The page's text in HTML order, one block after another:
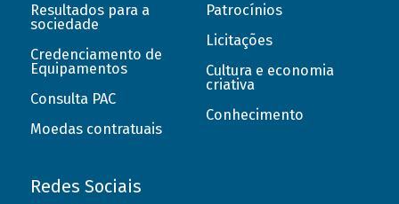
Resultados para a
sociedade
Credenciamento de
Equipamentos
Consulta PAC
Moedas contratuais
Patrocínios
Licitações
Cultura e economia
criativa
Conhecimento
Redes Sociais